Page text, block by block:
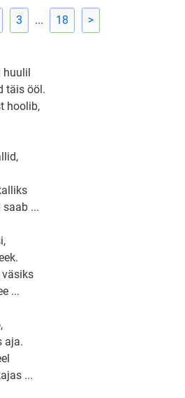
3 ... 18 >
huulil
täis ööl.
hoolib,
...
väsiks
...
aja.
...